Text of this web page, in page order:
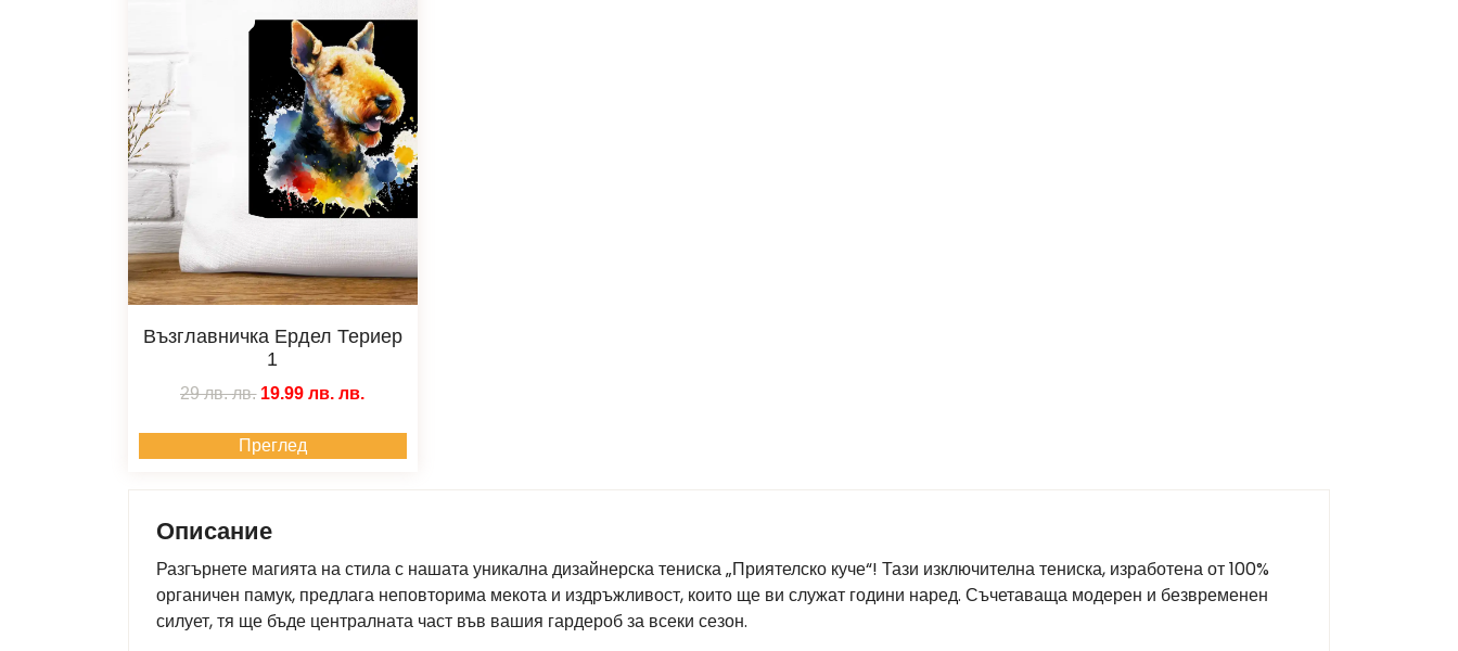
Възглавничка Ердел Териер
1
29 лв.лв. 19.99 лв.лв.
Преглед
Описание
Разгърнете магията на стила с нашата уникална дизайнерска тениска „Приятелско куче“! Тази изключителна тениска, изработена от 100%
органичен памук, предлага неповторима мекота и издръжливост, които ще ви служат години наред. Съчетаваща модерен и безвременен
силует, тя ще бъде централната част във вашия гардероб за всеки сезон.